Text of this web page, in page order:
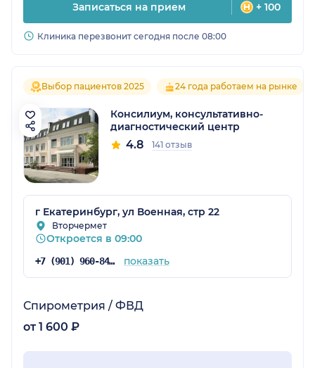
Записаться на прием + 100
Клиника перезвонит сегодня после 08:00
Выбор пациентов 2025 24 года работаем на рынке
Консилиум, консультативно-
диагностический центр
4.8 141 отзыв
г Екатеринбург, ул Военная, стр 22
Вторчермет
Откроется в 09:00
+7 (901) 960-84-19 показать
Спирометрия / ФВД
от 1 600 ₽